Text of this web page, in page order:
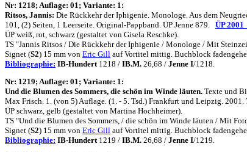
Nr: 1218; Auflage: 01; Variante: 1:
Ritsos, Jannis: Die Rückkehr der Iphigenie. Monologe. Aus dem
101, (2) Seiten, 1 Leerseite. Original-Pappband. ÜP Jenne 879. ÜP
ÜP weiß, rot, schwarz (gestaltet von Gisela Reschke).
TS "Jannis Ritsos / Die Rückkehr der Iphigenie / Monologe / Mit
Signet (S2) 15 mm von Eric Gill auf Vortitel mittig. Buchblock
Bibliographie: IB-Hundert1218 / IB.M. 26,68 / Jenne I/1218.
Nr: 1219; Auflage: 01; Variante: 1:
Und die Blumen des Sommers, die schön im Winde läuten. Texte und
Max Frisch. 1. (von 5) Auflage. (1. - 5. Tsd.) Frankfurt und Leipzig.
ÜP schwarz, gelb (gestaltet von Martina Hochheimer).
TS "Und die Blumen des Sommers, / die schön im Winde läuten / Mit
Signet (S2) 15 mm von Eric Gill auf Vortitel mittig. Buchblock
Bibliographie: IB-Hundert1219 / IB.M. 26,68 / Jenne I/1219.